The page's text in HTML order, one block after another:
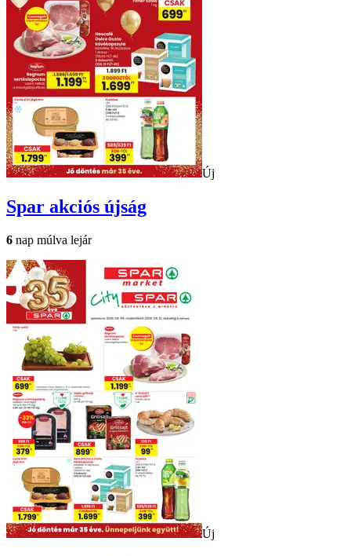
Új
Spar akciós újság
6 nap múlva lejár
Új